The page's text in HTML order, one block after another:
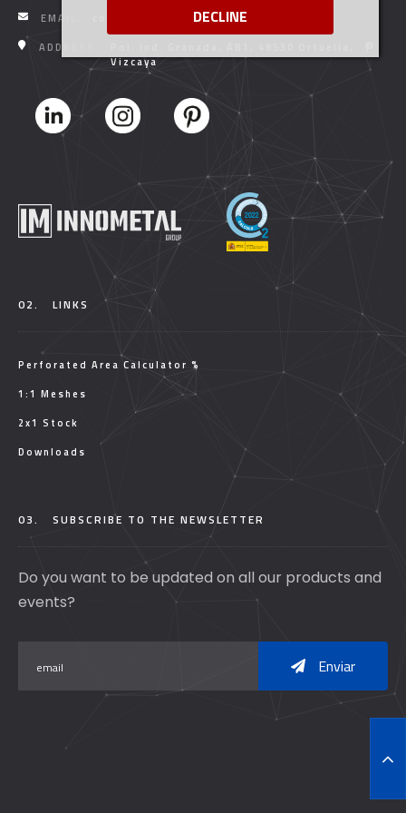
DECLINE
EMAIL:
comercial@innometalgroup.com
ADDRESS:
Vizcaya
02. LINKS
Perforated Area Calculator %
1:1 Meshes
2x1 Stock
Downloads
03. SUBSCRIBE TO THE NEWSLETTER
Do you want to be updated on all our products and
events?
Enviar